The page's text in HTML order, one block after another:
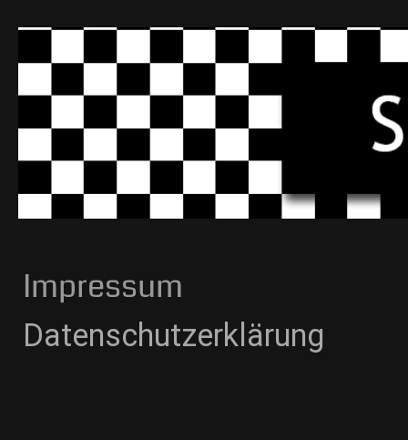
Impressum
Datenschutzerklärung